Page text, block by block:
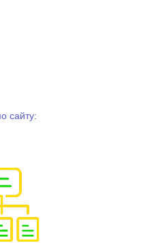
сайту: